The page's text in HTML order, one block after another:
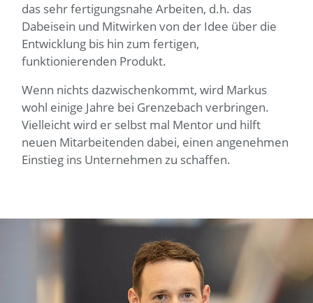
das sehr fertigungsnahe Arbeiten, d.h. das
Dabeisein und Mitwirken von der Idee über die
Entwicklung bis hin zum fertigen,
funktionierenden Produkt.
Wenn nichts dazwischenkommt, wird Markus
wohl einige Jahre bei Grenzebach verbringen.
Vielleicht wird er selbst mal Mentor und hilft
neuen Mitarbeitenden dabei, einen angenehmen
Einstieg ins Unternehmen zu schaffen.